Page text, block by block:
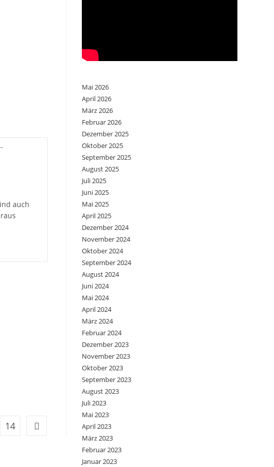
auch
14 Gehe zur nächsten Seite
Mai 2026
April 2026
März 2026
Februar 2026
Dezember 2025
Oktober 2025
September 2025
August 2025
Juli 2025
Juni 2025
Mai 2025
April 2025
Dezember 2024
November 2024
Oktober 2024
September 2024
August 2024
Juni 2024
Mai 2024
April 2024
März 2024
Februar 2024
Dezember 2023
November 2023
Oktober 2023
September 2023
August 2023
Juli 2023
Mai 2023
April 2023
März 2023
Februar 2023
Januar 2023